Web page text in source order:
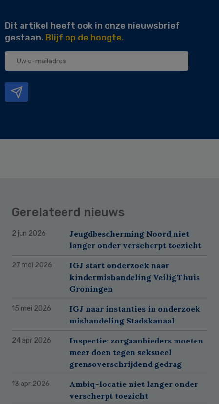
Dit artikel heeft ook in onze nieuwsbrief
gestaan. Blijf op de hoogte.
Uw
Gerelateerd nieuws
2 jun 2026
Jeugdbescherming Noord niet
langer onder verscherpt toezicht
27 mei 2026
IGJ start onderzoek naar
kindermishandeling VeiligThuis
Groningen
15 mei 2026
IGJ naar instanties in onderzoek
mishandeling Stadskanaal
24 apr 2026
Inspectie: zorgaanbieders moeten
meer doen tegen seksueel
grensoverschrijdend gedrag
13 apr 2026
Ambiq-locatie niet langer onder
verscherpt toezicht